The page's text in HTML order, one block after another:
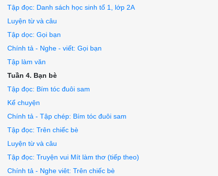
Tập đọc: Danh sách học sinh tổ 1, lớp 2A
Luyện từ và câu
Tập dọc: Gọi bạn
Chính tả - Nghe - viết: Gọi bạn
Tập làm văn
Tuần 4. Bạn bè
Tập đọc: Bím tóc đuôi sam
Kể chuyện
Chính tả - Tập chép: Bím tóc đuôi sam
Tập đọc: Trên chiếc bè
Luyện từ và câu
Tập đọc: Truyện vui Mít làm thơ (tiếp theo)
Chính tả - Nghe viêt: Trên chiếc bè